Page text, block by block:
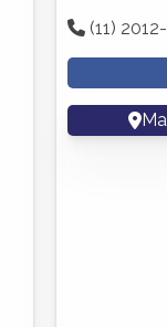
(11)